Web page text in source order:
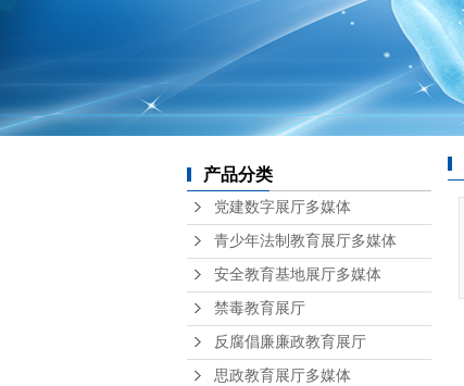
产品分类
党建数字展厅多媒体
青少年法制教育展厅多媒体
安全教育基地展厅多媒体
禁毒教育展厅
反腐倡廉廉政教育展厅
思政教育展厅多媒体